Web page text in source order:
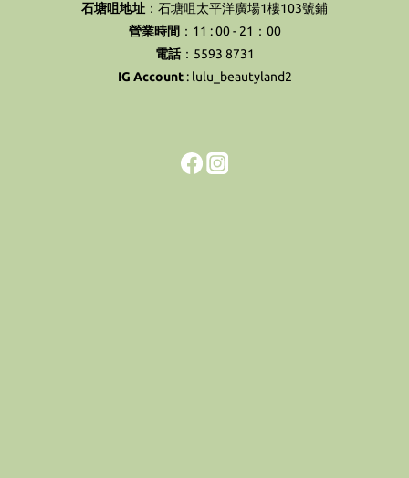
石塘咀地址 ：石塘咀太平洋廣場1樓103號鋪
營業時間 ：11 : 00 - 21：00
電話：5593 8731
IG Account: lulu_beautyland2